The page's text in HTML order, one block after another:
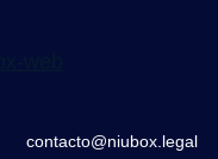
contacto@niubox.legal